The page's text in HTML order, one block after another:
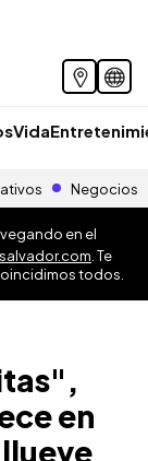
Vida
Negocios
en el
. Te
todos.
en